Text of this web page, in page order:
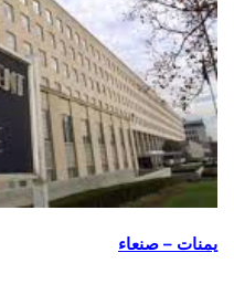
يمنات – صنعاء